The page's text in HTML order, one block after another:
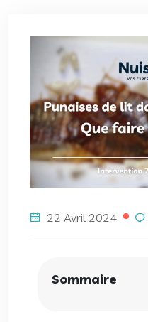
22 Avril 2024
Sommaire